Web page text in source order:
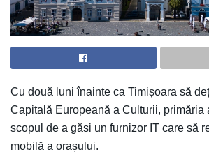
Cu două luni înainte ca Timișoara să
Capitală Europeană a Culturii, primăria
scopul de a găsi un furnizor IT care să
mobilă a orașului.